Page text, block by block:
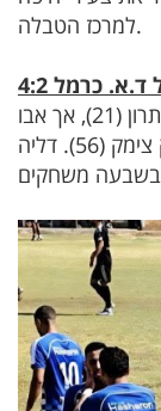
למרכז הטבלה.
כרמל 4:2
עוד משחק עתיר שערים עם ניצחון חוץ נוסף לכרמל. עלי אחמד העלה את החיפאים ליתרון (21), אך אבו
רוקון חסיב עם שלושער (16, 37, 62) וחסון פאדי (88) הפכו את התוצאה. מוחמד רק צימק (56). דליה